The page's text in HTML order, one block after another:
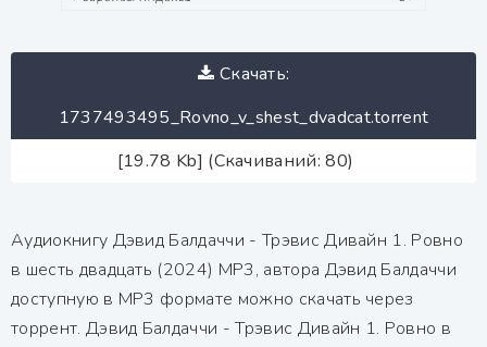
Скачать:
1737493495_Rovno_v_shest_dvadcat.torrent
[19.78 Kb] (Скачиваний: 80)
Аудиокнигу Дэвид Балдаччи - Трэвис Дивайн 1. Ровно
в шесть двадцать (2024) MP3, автора Дэвид Балдаччи
доступную в MP3 формате можно скачать через
торрент. Дэвид Балдаччи - Трэвис Дивайн 1. Ровно в